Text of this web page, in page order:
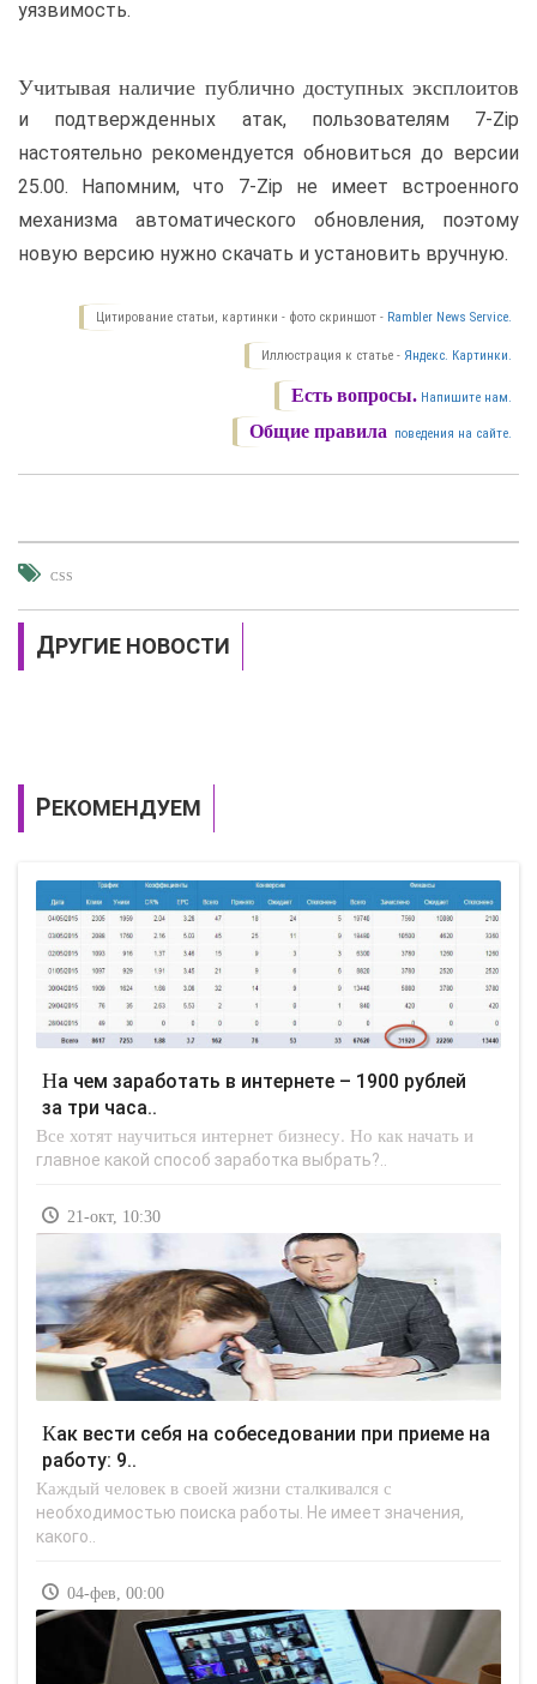
уязвимость.
Учитывая наличие публично доступных эксплоитов
и подтвержденных атак, пользователям 7-Zip
настоятельно рекомендуется обновиться до версии
25.00. Напомним, что 7-Zip не имеет встроенного
механизма автоматического обновления, поэтому
новую версию нужно скачать и установить вручную.
Цитирование статьи, картинки - фото скриншот - Rambler News Service.
Иллюстрация к статье - Яндекс. Картинки.
Есть вопросы. Напишите нам.
Общие правила поведения на сайте.
CSS
ДРУГИЕ НОВОСТИ
РЕКОМЕНДУЕМ
На чем заработать в интернете – 1900 рублей
за три часа..
Все хотят научиться интернет бизнесу. Но как начать и
главное какой способ заработка выбрать?..
21-окт, 10:30
Как вести себя на собеседовании при приеме на
работу: 9..
Каждый человек в своей жизни сталкивался с
необходимостью поиска работы. Не имеет значения,
какого..
04-фев, 00:00